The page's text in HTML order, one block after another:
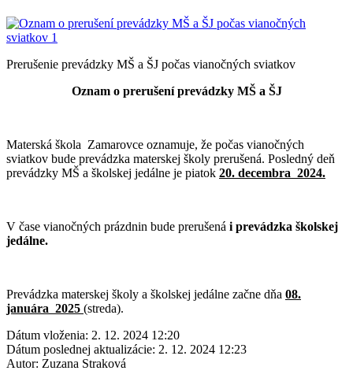
Prerušenie prevádzky MŠ a ŠJ počas vianočných sviatkov
Oznam o prerušení prevádzky MŠ a ŠJ
Materská škola Zamarovce oznamuje, že počas vianočných
sviatkov bude prevádzka materskej školy prerušená. Posledný deň
prevádzky MŠ a školskej jedálne je piatok 20. decembra 2024.
V čase vianočných prázdnin bude prerušená i prevádzka školskej
jedálne.
Prevádzka materskej školy a školskej jedálne začne dňa 08.
januára 2025 (streda).
Dátum vloženia: 2. 12. 2024 12:20
Dátum poslednej aktualizácie: 2. 12. 2024 12:23
Autor: Zuzana Straková